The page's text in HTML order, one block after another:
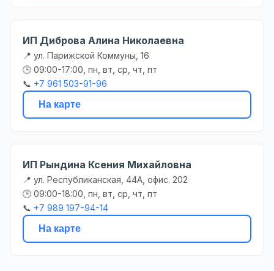
ИП Диброва Алина Николаевна
📍 ул. Парижской Коммуны, 16
🕒 09:00-17:00, пн, вт, ср, чт, пт
📞 +7 961 503-91-96
На карте
ИП Рындина Ксения Михайловна
📍 ул. Республиканская, 44А, офис. 202
🕒 09:00-18:00, пн, вт, ср, чт, пт
📞 +7 989 197-94-14
На карте